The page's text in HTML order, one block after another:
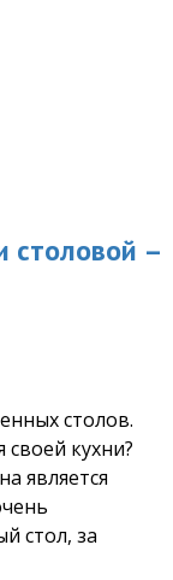
столовой –
столов.
кухни?
является
стол, за